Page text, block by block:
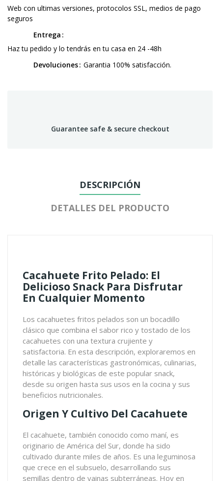
Web con ultimas versiones, protocolos SSL, medios de pago
seguros
Entrega
Haz tu pedido y lo tendrás en tu casa en 24 -48h
Devoluciones Garantia 100% satisfacción.
Guarantee safe & secure checkout
DESCRIPCIÓN
DETALLES DEL PRODUCTO
Cacahuete Frito Pelado: El
Delicioso Snack Para Disfrutar
En Cualquier Momento
Los cacahuetes fritos pelados son un bocadillo
clásico que combina el sabor rico y tostado de los
cacahuetes con una textura crujiente y
satisfactoria. En esta descripción, exploraremos en
detalle las características gastronómicas, culinarias,
históricas y biológicas de este popular snack,
desde su origen hasta sus usos en la cocina y sus
beneficios nutricionales.
Origen Y Cultivo Del Cacahuete
El cacahuete, también conocido como maní, es
originario de América del Sur, donde ha sido
cultivado durante miles de años. Es una leguminosa
que crece en el subsuelo, desarrollando sus
semillas dentro de vainas subterráneas. Hoy en